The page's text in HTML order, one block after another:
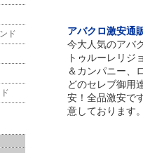
アバクロ激安通
今大人気のアバ
トゥルーレリジ
＆カンパニー、
どのセレブ御用
安！全品激安で
意しております
ド